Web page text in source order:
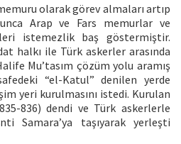
olarak görev almaları artıp
Arap ve Fars memurlar ve
istemezlik baş göstermiştir.
halkı ile Türk askerler arasında
Mu’tasım çözüm yolu aramış
“el-Katul” denilen yerde
yeri kurulmasını istedi. Kurulan
836) dendi ve Türk askerlerle
Samara’ya taşıyarak yerleşti